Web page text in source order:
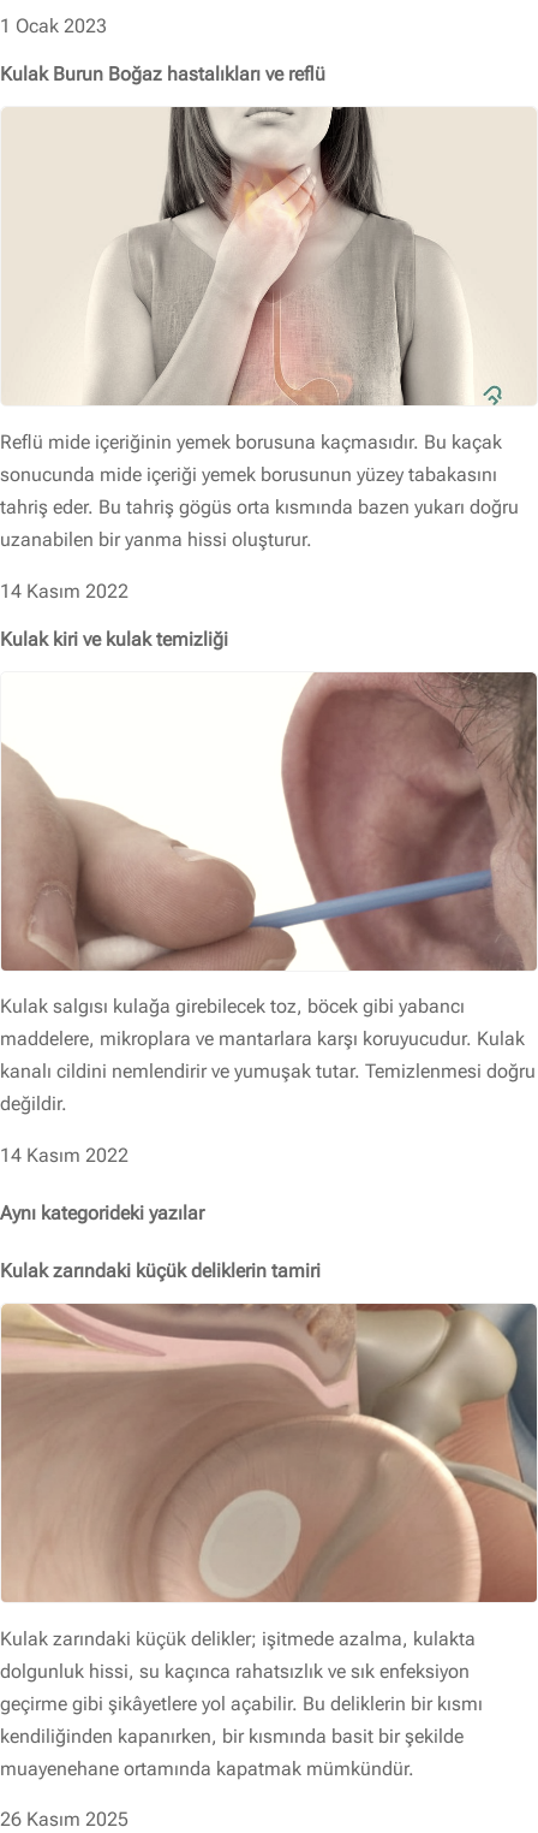
1 Ocak 2023
Kulak Burun Boğaz hastalıkları ve reflü
Reflü mide içeriğinin yemek borusuna kaçmasıdır. Bu kaçak
sonucunda mide içeriği yemek borusunun yüzey tabakasını
tahriş eder. Bu tahriş gögüs orta kısmında bazen yukarı doğru
uzanabilen bir yanma hissi oluşturur.
14 Kasım 2022
Kulak kiri ve kulak temizliği
Kulak salgısı kulağa girebilecek toz, böcek gibi yabancı
maddelere, mikroplara ve mantarlara karşı koruyucudur. Kulak
kanalı cildini nemlendirir ve yumuşak tutar. Temizlenmesi doğru
değildir.
14 Kasım 2022
Aynı kategorideki yazılar
Kulak zarındaki küçük deliklerin tamiri
Kulak zarındaki küçük delikler; işitmede azalma, kulakta
dolgunluk hissi, su kaçınca rahatsızlık ve sık enfeksiyon
geçirme gibi şikâyetlere yol açabilir. Bu deliklerin bir kısmı
kendiliğinden kapanırken, bir kısmında basit bir şekilde
muayenehane ortamında kapatmak mümkündür.
26 Kasım 2025